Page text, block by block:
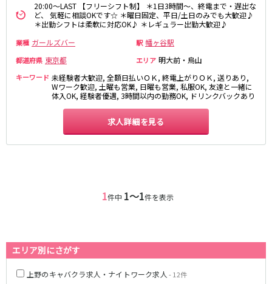
20:00～LAST 【フリーシフト制】 ＊1日3時間～、終電まで・遅出な
ど、 気軽に相談OKです☆ ＊曜日固定、平日/土日のみでも大歓迎♪
＊出勤シフトは柔軟に対応OK♪ ＊レギュラー出勤大歓迎♪
業種 ガールズバー 駅 幡ヶ谷駅
都道府県 東京都 エリア 明大前・烏山
キーワード 未経験者大歓迎, 全額日払いＯＫ, 終電上がりＯＫ, 送りあり,
Wワーク歓迎, 土曜も営業, 日曜も営業, 私服OK, 友達と一緒に
体入OK, 経験者優遇, 3時間以内の勤務OK, ドリンクバックあり
求人詳細を見る
1件中 1〜1件を表示
エリア別にさがす
上野のキャバクラ求人・ナイトワーク求人 - 12件
恵比寿
葛西
赤坂
小岩・新小岩
自由が丘・学芸大学
三軒茶屋・二子玉川
荻窪・阿佐ヶ谷
浅草・浅草橋・両国
下北沢・経堂
大塚・巣鴨
東陽町・門前仲町
府中
目黒・中目黒
綾瀬・竹ノ塚・西新井
調布
高円寺
国分寺
大泉学園・石神井公園
神奈川県
関内
川崎
麻布十番駅
森下駅
勝どき駅
豊島園駅
JR中央・総武線
千葉駅
錦糸町駅
新宿駅
吉祥寺駅
秋葉原駅
本八幡駅
新小岩駅
浅草橋駅
水道橋駅
東中野駅
飯田橋駅
下総中山駅
幕張本郷駅